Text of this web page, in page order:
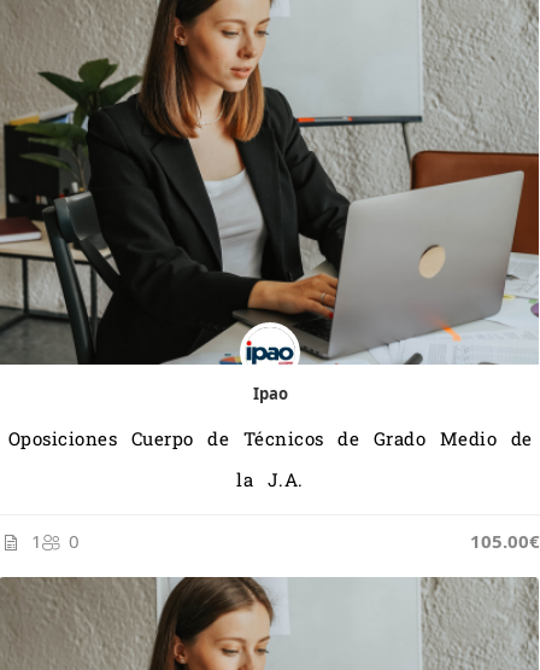
Ipao
Oposiciones Cuerpo de Técnicos de Grado Medio de
la J.A.
1 0 105.00€